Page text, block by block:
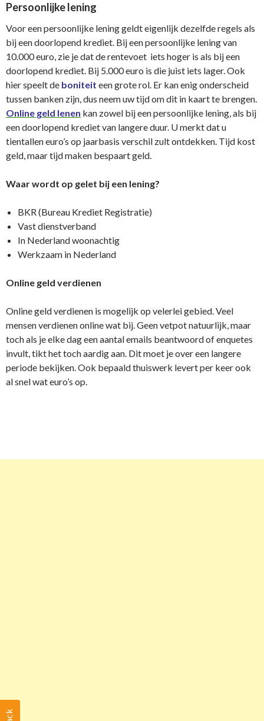
Persoonlijke lening
Voor een persoonlijke lening geldt eigenlijk dezelfde regels als
bij een doorlopend krediet. Bij een persoonlijke lening van
10.000 euro, zie je dat de rentevoet iets hoger is als bij een
doorlopend krediet. Bij 5.000 euro is die juist iets lager. Ook
hier speelt de boniteit een grote rol. Er kan enig onderscheid
tussen banken zijn, dus neem uw tijd om dit in kaart te brengen.
Online geld lenen kan zowel bij een persoonlijke lening, als bij
een doorlopend krediet van langere duur. U merkt dat u
tientallen euro’s op jaarbasis verschil zult ontdekken. Tijd kost
geld, maar tijd maken bespaart geld.
Waar wordt op gelet bij een lening?
BKR (Bureau Krediet Registratie)
Vast dienstverband
In Nederland woonachtig
Werkzaam in Nederland
Online geld verdienen
Online geld verdienen is mogelijk op velerlei gebied. Veel
mensen verdienen online wat bij. Geen vetpot natuurlijk, maar
toch als je elke dag een aantal emails beantwoord of enquetes
invult, tikt het toch aardig aan. Dit moet je over een langere
periode bekijken. Ook bepaald thuiswerk levert per keer ook
al snel wat euro’s op.